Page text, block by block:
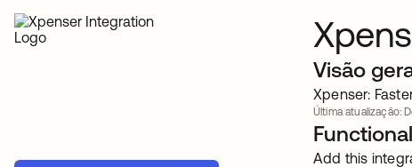
Visão
Xpenser:
Última atualização:
Add this